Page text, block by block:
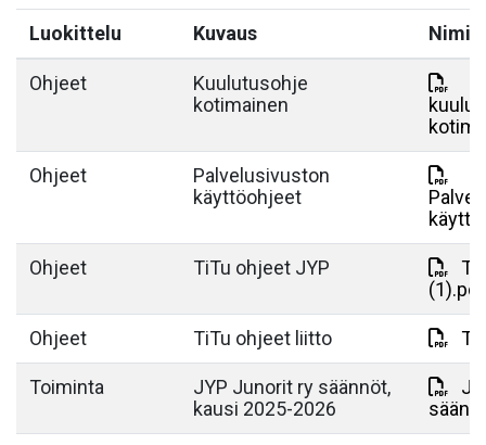
Luokittelu Kuvaus Nimi
Ohjeet
Kuulutusohje
kotimainen
Ohjeet
Palvelusivuston
käyttöohjeet
Ohjeet TiTu ohjeet JYP
(1).pdf
Ohjeet TiTu ohjeet liitto
Toiminta
JYP Junorit ry säännöt,
kausi 2025-2026